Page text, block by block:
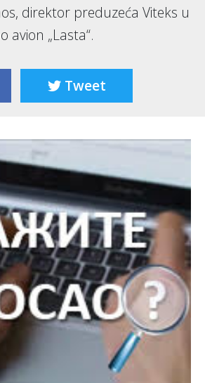
direktor preduzeća Viteks u
avion „Lasta“.
Tweet